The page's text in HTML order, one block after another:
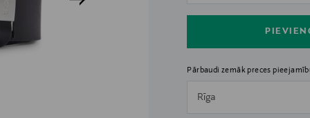
Pārbaudi zemāk preces
Rīga